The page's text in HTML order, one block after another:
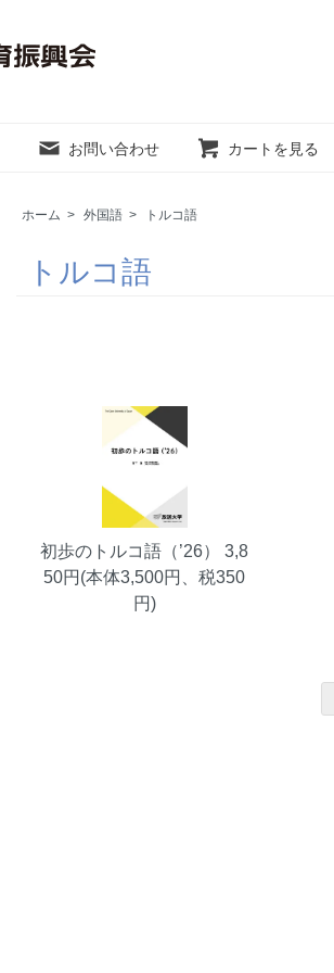
お問い合わせ カートを見る
ホーム > 外国語 > トルコ語
トルコ語
初歩のトルコ語（’26）
3,8
50円(本体3,500円、税350
円)